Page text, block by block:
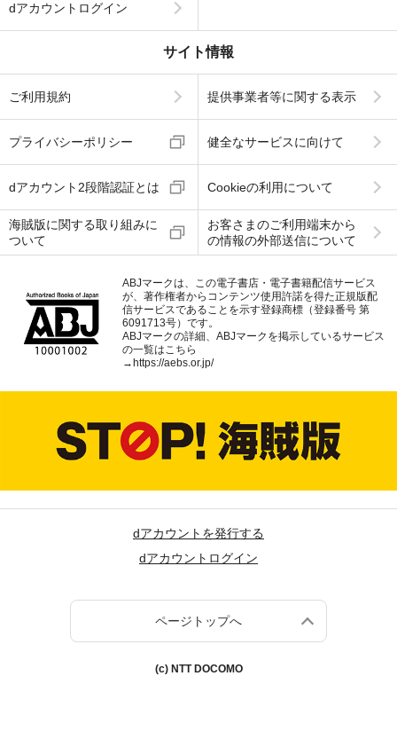
dアカウントログイン
サイト情報
ご利用規約 提供事業者等に関する表示
プライバシーポリシー 健全なサービスに向けて
dアカウント2段階認証とは Cookieの利用について
海賊版に関する取り組みに
ついて
お客さまのご利用端末から
の情報の外部送信について
ABJマークは、この電子書店・電子書籍配信サービス
が、著作権者からコンテンツ使用許諾を得た正規版配
信サービスであることを示す登録商標（登録番号 第
6091713号）です。
ABJマークの詳細、ABJマークを掲示しているサービス
の一覧はこちら
→ https://aebs.or.jp/
dアカウントを発行する
dアカウントログイン
ページトップへ
(c) NTT DOCOMO